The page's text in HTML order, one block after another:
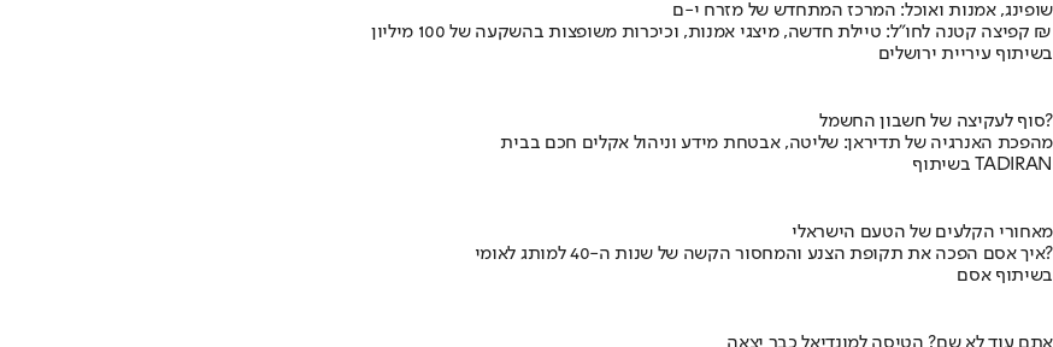
שופינג, אמנות ואוכל: המרכז המתחדש של מזרח י-ם
קפיצה קטנה לחו"ל: טיילת חדשה, מיצגי אמנות, וכיכרות משופצות בהשקעה של 100 מיליון ₪
בשיתוף עיריית ירושלים
סוף לעקיצה של חשבון החשמל?
מהפכת האנרגיה של תדיראן: שליטה, אבטחת מידע וניהול אקלים חכם בבית
בשיתוף TADIRAN
מאחורי הקלעים של הטעם הישראלי
איך אסם הפכה את תקופת הצנע והמחסור הקשה של שנות ה-40 למותג לאומי?
בשיתוף אסם